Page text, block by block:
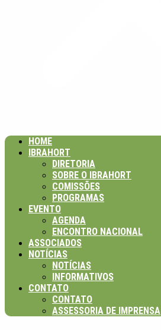
HOME
IBRAHORT
DIRETORIA
SOBRE O IBRAHORT
COMISSÕES
PROGRAMAS
EVENTO
AGENDA
ENCONTRO NACIONAL
ASSOCIADOS
NOTÍCIAS
NOTÍCIAS
INFORMATIVOS
CONTATO
CONTATO
ASSESSORIA DE IMPRENSA